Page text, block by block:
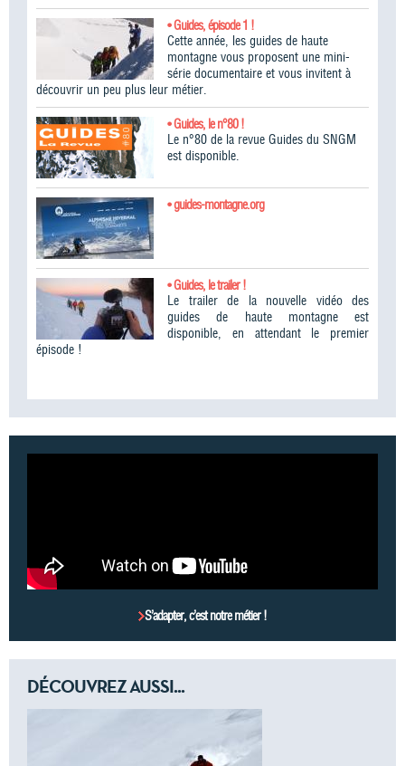
• Guides, épisode 1 !
Cette année, les guides de haute
montagne vous proposent une mini-
série documentaire et vous invitent à
découvrir un peu plus leur métier.
• Guides, le n°80 !
Le n°80 de la revue Guides du SNGM
est disponible.
• guides-montagne.org
• Guides, le trailer !
Le trailer de la nouvelle vidéo des
guides de haute montagne est
disponible, en attendant le premier
épisode !
S’adapter, c’est notre métier !
DÉCOUVREZ AUSSI...